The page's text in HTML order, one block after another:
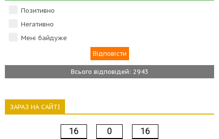
Позитивно
Негативно
Мені байдуже
Всього відповідей: 2943
ЗАРАЗ НА САЙТІ
16 0 16